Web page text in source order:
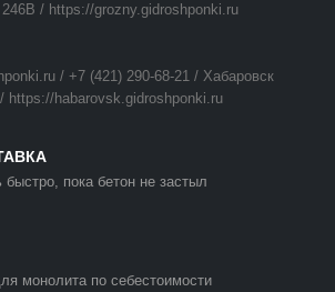
/ https://grozny.gidroshponki.ru
/ +7 (421) 290-68-21 / Хабаровск
https://habarovsk.gidroshponki.ru
пока бетон не застыл
монолита по себестоимости